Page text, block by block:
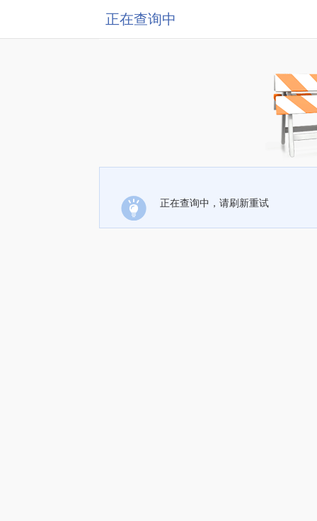
正在查询中
正在查询中，请刷新重试